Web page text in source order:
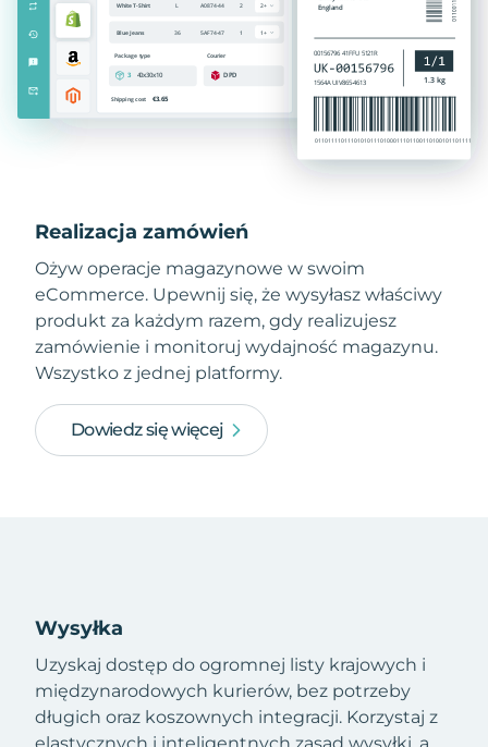
Realizacja zamówień
Ożyw operacje magazynowe w swoim
eCommerce. Upewnij się, że wysyłasz właściwy
produkt za każdym razem, gdy realizujesz
zamówienie i monitoruj wydajność magazynu.
Wszystko z jednej platformy.
Dowiedz się więcej
Wysyłka
Uzyskaj dostęp do ogromnej listy krajowych i
międzynarodowych kurierów, bez potrzeby
długich oraz koszownych integracji. Korzystaj z